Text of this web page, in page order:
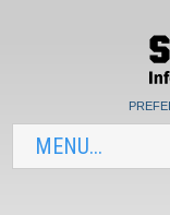
MENU...